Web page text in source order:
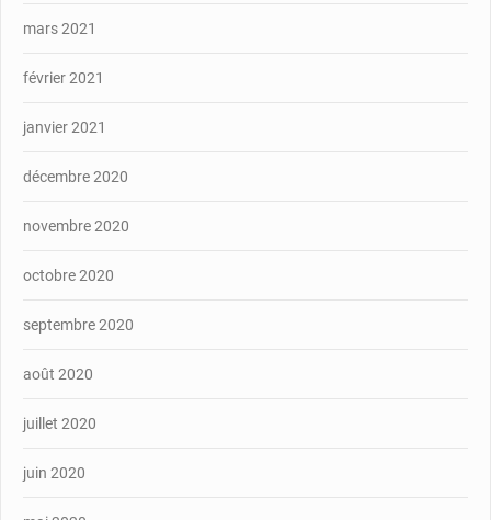
mars 2021
février 2021
janvier 2021
décembre 2020
novembre 2020
octobre 2020
septembre 2020
août 2020
juillet 2020
juin 2020